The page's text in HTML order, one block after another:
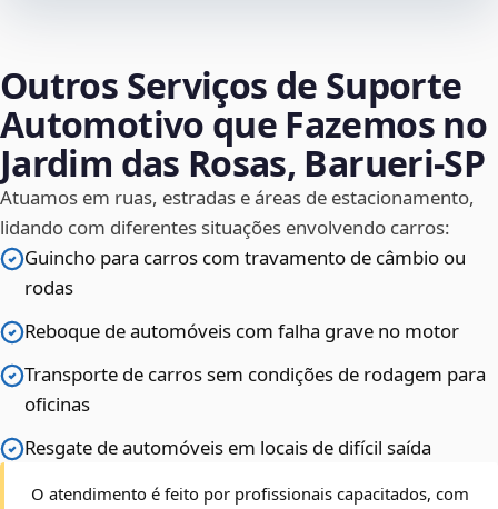
Outros Serviços de Suporte
Automotivo que Fazemos no
Jardim das Rosas, Barueri‑SP
Atuamos em ruas, estradas e áreas de estacionamento,
lidando com diferentes situações envolvendo carros:
Guincho para carros com travamento de câmbio ou
rodas
Reboque de automóveis com falha grave no motor
Transporte de carros sem condições de rodagem para
oficinas
Resgate de automóveis em locais de difícil saída
O atendimento é feito por profissionais capacitados, com